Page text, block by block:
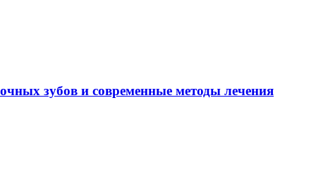
зубов и современные методы лечения